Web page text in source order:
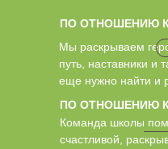
ПО ОТНОШЕНИЮ
Мы раскрываем
путь, наставники и
еще нужно найти и
ПО ОТНОШЕНИЮ
Команда школы
счастливой,